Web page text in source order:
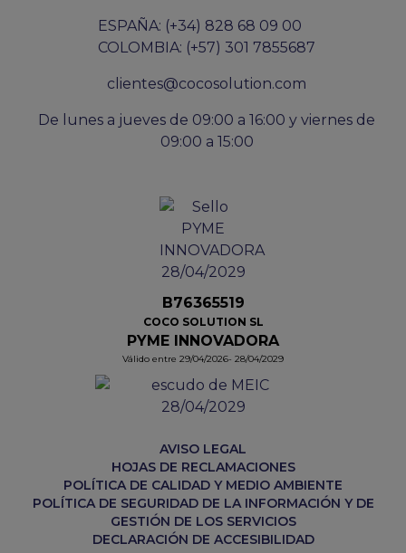
ESPAÑA: (+34) 828 68 09 00
COLOMBIA: (+57) 301 7855687
clientes@cocosolution.com
De lunes a jueves de 09:00 a 16:00 y viernes de
09:00 a 15:00
B76365519
COCO SOLUTION SL
PYME INNOVADORA
Válido entre 29/04/2026- 28/04/2029
AVISO LEGAL
HOJAS DE RECLAMACIONES
POLÍTICA DE CALIDAD Y MEDIO AMBIENTE
POLÍTICA DE SEGURIDAD DE LA INFORMACIÓN Y DE
GESTIÓN DE LOS SERVICIOS
DECLARACIÓN DE ACCESIBILIDAD